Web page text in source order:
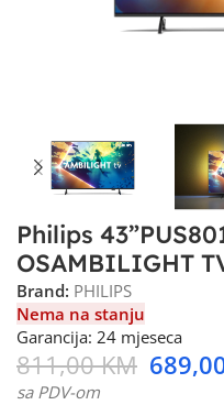
Philips
OSAMBILIGHT
Brand: PHILIPS
Nema na stanju
Garancija: 24 mjeseca
811,00KM
sa PDV-om